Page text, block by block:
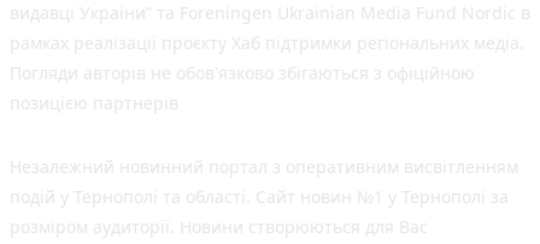
видавці України” та Foreningen Ukrainian Media Fund Nordic в
рамках реалізації проєкту Хаб підтримки регіональних медіа.
Погляди авторів не обов'язково збігаються з офіційною
позицією партнерів
Незалежний новинний портал з оперативним висвітленням
подій у Тернополі та області. Сайт новин №1 у Тернополі за
розміром аудиторії. Новини створюються для Вас